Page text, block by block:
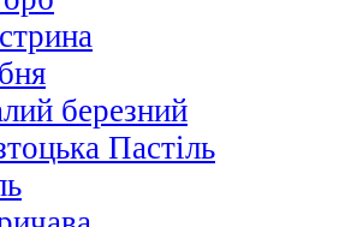
березний
Пастіль